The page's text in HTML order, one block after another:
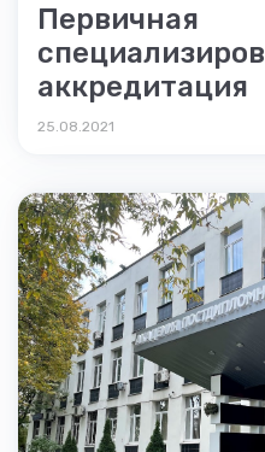
Первичная
аккредитация
25.08.2021